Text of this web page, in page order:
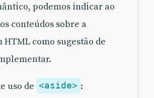
podemos indicar ao
conteúdos sobre a
como sugestão de
uso de <aside> :